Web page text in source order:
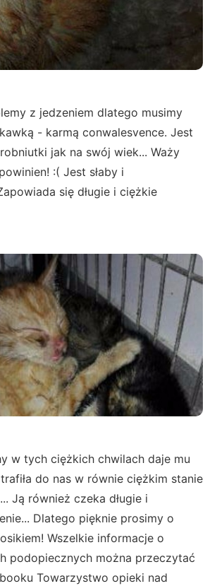
z jedzeniem dlatego musimy
- karmą conwalesvence. Jest
jak na swój wiek... Waży
:( Jest słaby i
się długie i ciężkie
w tych ciężkich chwilach daje mu
do nas w równie ciężkim stanie
Ją również czeka długie i
Dlatego pięknie prosimy o
Wszelkie informacje o
podopiecznych można przeczytać
Towarzystwo opieki nad